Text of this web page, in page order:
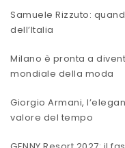
Samuele Rizzuto:
dell’Italia
Milano è pronta a
mondiale della moda
Giorgio Armani,
valore del tempo